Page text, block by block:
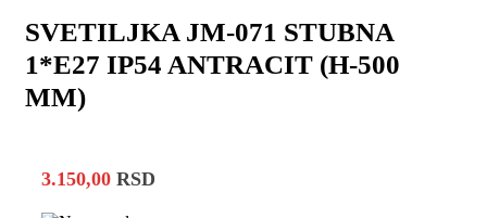
SVETILJKA JM-071 STUBNA
1*E27 IP54 ANTRACIT (H-500
MM)
3.150,00 RSD